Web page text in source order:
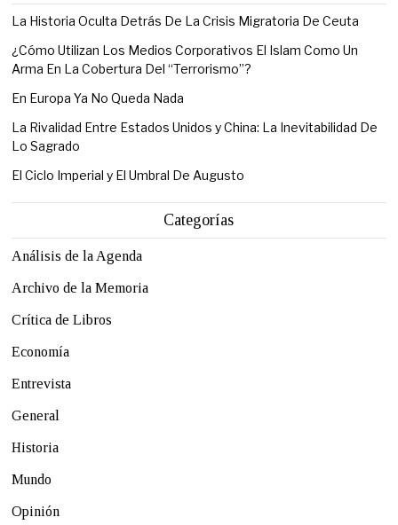
La Historia Oculta Detrás De La Crisis Migratoria De Ceuta
¿Cómo Utilizan Los Medios Corporativos El Islam Como Un
Arma En La Cobertura Del “Terrorismo”?
En Europa Ya No Queda Nada
La Rivalidad Entre Estados Unidos y China: La Inevitabilidad De
Lo Sagrado
El Ciclo Imperial y El Umbral De Augusto
Categorías
Análisis de la Agenda
Archivo de la Memoria
Crítica de Libros
Economía
Entrevista
General
Historia
Mundo
Opinión